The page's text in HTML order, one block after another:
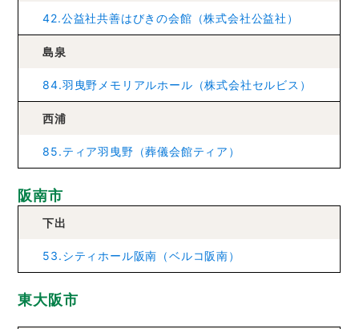
42.公益社共善はびきの会館（株式会社公益社）
島泉
84.羽曳野メモリアルホール（株式会社セルビス）
西浦
85.ティア羽曳野（葬儀会館ティア）
阪南市
下出
53.シティホール阪南（ベルコ阪南）
東大阪市